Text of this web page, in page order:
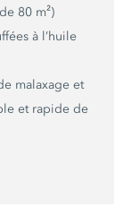
80 m²)
à l’huile
malaxage et
et rapide de